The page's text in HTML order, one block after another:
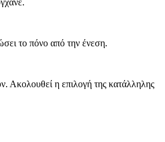
το πόνο από την ένεση.
Ακολουθεί η επιλογή της κατάλληλης